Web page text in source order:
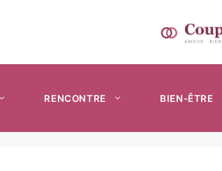
RENCONTRE BIEN-ÊTRE